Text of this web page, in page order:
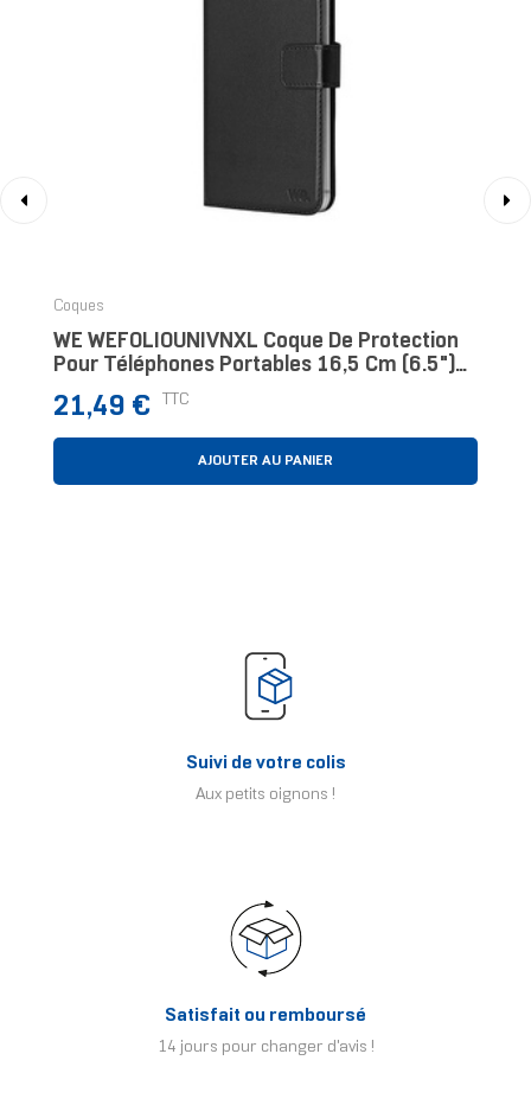
Coques
WE WEFOLIOUNIVNXL Coque De Protection
Pour Téléphones Portables 16,5 Cm (6.5")
Prix
21,49 € TTC
AJOUTER AU PANIER
Suivi de votre colis
Aux petits oignons !
Satisfait ou remboursé
14 jours pour changer d'avis !